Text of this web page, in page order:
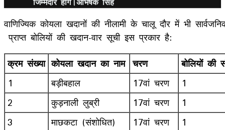
वाणिज्यिक कोयला खदानों की नीलामी के चालू दौर में भी
प्राप्त बोलियों की खदान-वार सूची इस प्रकार है:
क्रम संख्या कोयला खदान का नाम चरण बोलियों की
1
बड़ीबहाल 17वां चरण
1
2
कुड़नाली लुब्री 17वां चरण
1
3
माछकटा (संशोधित) 17वां चरण
1